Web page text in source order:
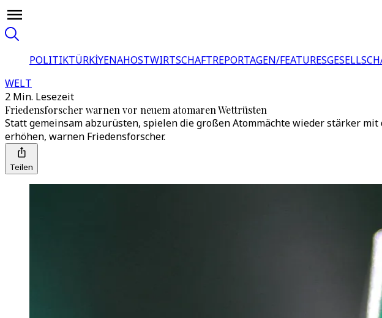
POLITIKTÜRKİYENAHOSTWIRTSCHAFTREPORTAGEN/FEATURES
WELT
2 Min. Lesezeit
Friedensforscher warnen vor neuem atomaren Wettrüsten
Statt gemeinsam abzurüsten, spielen die großen Atommächte wieder stärker
erhöhen, warnen Friedensforscher.
Teilen